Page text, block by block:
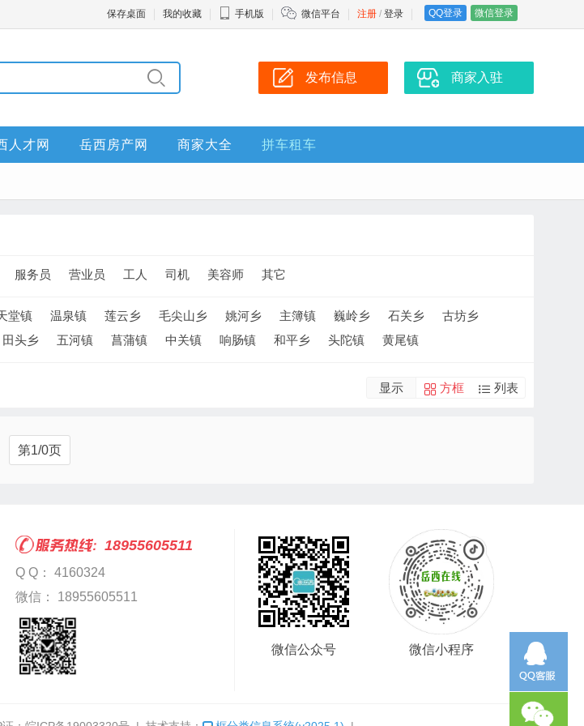
注册 / 登录 QQ登录 微信登录
保存桌面 我的收藏 手机版 微信平台
发布信息 商家入驻
人才网 岳西房产网 商家大全 拼车租车
服务员 营业员 工人 司机 美容师 其它
堂镇 温泉镇 莲云乡 毛尖山乡 姚河乡 主簿镇 巍岭乡 石关乡
古坊乡
田头乡 五河镇 菖蒲镇 中关镇 响肠镇 和平乡 头陀镇 黄尾镇
显示 方框 列表
第1/0页
18955605511
Q Q： 4160324
微信： 18955605511
微信公众号 微信小程序